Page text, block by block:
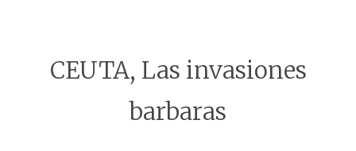
CEUTA, Las invasiones
barbaras